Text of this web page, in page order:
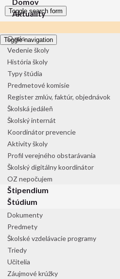
Toggle search form
Toggle navigation
Aktuality
O nás
Vedenie školy
História školy
Typy štúdia
Predmetové komisie
Register zmlúv, faktúr, objednávok
Školská jedáleň
Školský internát
Koordinátor prevencie
Aktivity školy
Profil verejného obstarávania
Školský digitálny koordinátor
OZ nepočujem
Štipendium
Štúdium
Dokumenty
Predmety
Školské vzdelávacie programy
Triedy
Učitelia
Záujmové krúžky